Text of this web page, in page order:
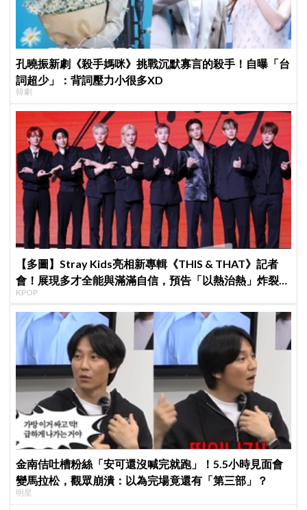
孔曉振新劇《殺手媽咪》挑戰沉默寡言的殺手！自曝「台
詞超少」：背詞壓力小很多XD
韓劇
【多圖】Stray Kids亮相新專輯《THIS & THAT》記者
會！展現多才全能與滿滿自信，預告「以熱治熱」炸裂夏
日音樂圈
KPOP
金南佶吐槽粉絲「安可還沒喊完就跑」！5.5小時見面會
變馬拉松，觀眾崩潰：以為完場竟還有「第三部」？
明星